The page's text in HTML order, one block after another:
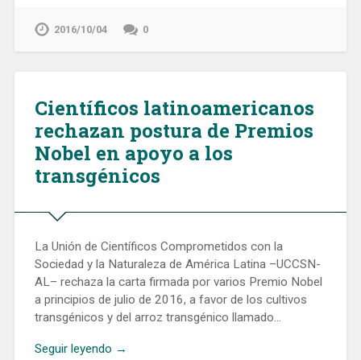
2016/10/04 0
Científicos latinoamericanos
rechazan postura de Premios
Nobel en apoyo a los
transgénicos
La Unión de Científicos Comprometidos con la
Sociedad y la Naturaleza de América Latina –UCCSN-
AL– rechaza la carta firmada por varios Premio Nobel
a principios de julio de 2016, a favor de los cultivos
transgénicos y del arroz transgénico llamado…
Seguir leyendo →